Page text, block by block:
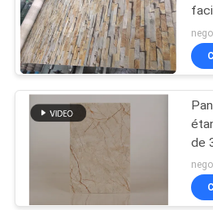
Profiles
en PVC
de